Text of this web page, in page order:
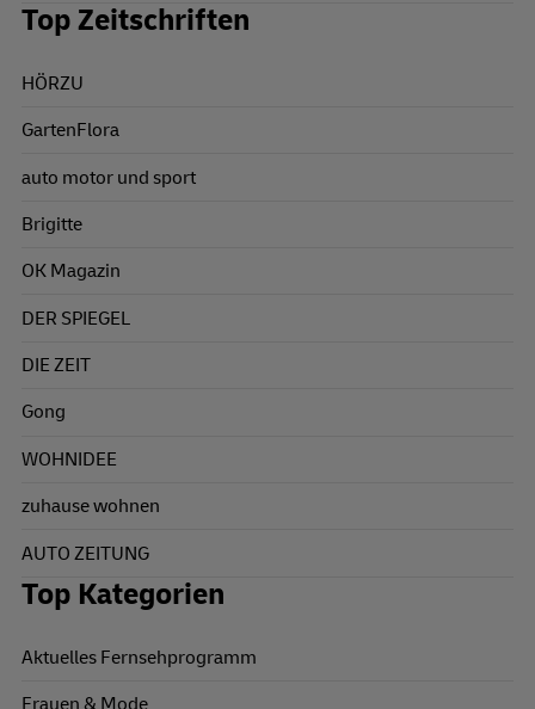
Top Zeitschriften
HÖRZU
GartenFlora
auto motor und sport
Brigitte
OK Magazin
DER SPIEGEL
DIE ZEIT
Gong
WOHNIDEE
zuhause wohnen
AUTO ZEITUNG
Top Kategorien
Aktuelles Fernsehprogramm